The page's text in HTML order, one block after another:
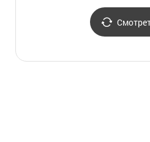
(차유어촌체험마을))